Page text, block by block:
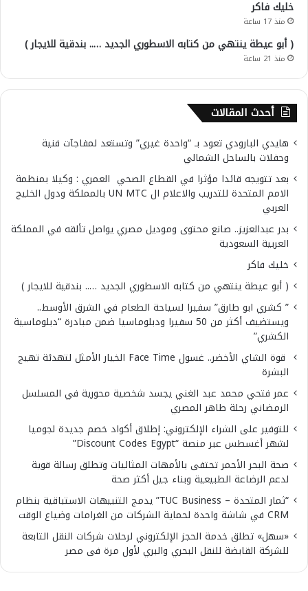
خليك فاكر
منذ 17 ساعة
( أبو عيطة ينتهي من كتابه الاسطوري الجديد ….. بندقية للايجار )
منذ 21 ساعة
أحدث المقالات
هايدي البارودي تعود بـ “واحدة غيري” وتستعد لمفاجآت فنية
وحفلات بالساحل الشمالي
بعد تتويجه قائدا مؤثرا في القطاع الصحي العمري : وكيلا بمنظمة
الامم المتحدة للتدريب والاعلام ال UN MTC بالمملكة ودول الخليج
العربي
بدر عبدالعزيز.. صانع محتوى وموديل مصري يواصل تألقه في المملكة
العربية السعودية
خليك فاكر
( أبو عيطة ينتهي من كتابه الاسطوري الجديد ….. بندقية للايجار )
” كشري ابو طارق” سفيرا لسياحة الطعام في الشرق الأوسط..
ويستضيف أكثر من 50 سفيرا ودبلوماسيا ضمن مبادرة “دبلوماسية
الكشري”
قوة الشاي الأخضر.. غسول Face Time الخيار الأمثل لتهدئة تهيج
البشرة
عمر فتحي محمد عبد الغني يجسد شخصية محورية في المسلسل
الرمضاني رحلة طاهر المصري
للتوفير على الشراء الإلكتروني: إطلاق أكواد خصم جديدة لجوميا
لشهر أغسطس عبر منصة “Discount Codes Egypt”
صحة البحر الأحمر تحتفى بالأمهات المثاليات وتطلق رسالة قوية
لدعم الرضاعة الطبيعية وبناء جيل أكثر صحة
“ثمار المتحدة – TUC Business” يدمج التنبيهات الاستباقية بنظام
CRM في شاشة واحدة لحماية الشركات من الغرامات وضياع الوقت
«سهل» تطلق خدمة الحجز الإلكتروني لرحلات شركات النقل التابعة
للشركة القابضة للنقل البحري والبري لأول مرة فى مصر